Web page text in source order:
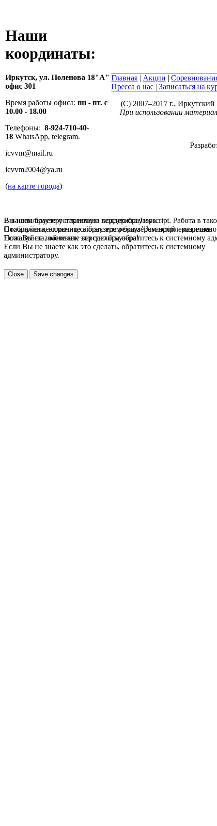
Наши
координаты:
Иркутск, ул. Поленова 18"А"
офис 301
Время работы офиса: пн - пт. с
10.00 - 18.00
Телефоны: 8-924-710-40-
18 WhatsApp, telegram.
icvvm@mail.ru
icvvm2004@ya.ru
(на карте города)
Главная | Акции |
Пресса о нас | Записаться на
(C) 2007–2017 г.,
При использовании
В вашем браузере отключена поддержка Jasvscript. Работа в
Пожалуйста, включите в браузере режим "Javascript -
Если Вы не знаете как это сделать, обратитесь к системному
Вы используете устаревшую версию браузера.
Отображение страниц сайта с этим браузером проблематична.
Пожалуйста, обновите версию браузера!
Если Вы не знаете как это сделать, обратитесь к системному
администратору.
Close Save changes